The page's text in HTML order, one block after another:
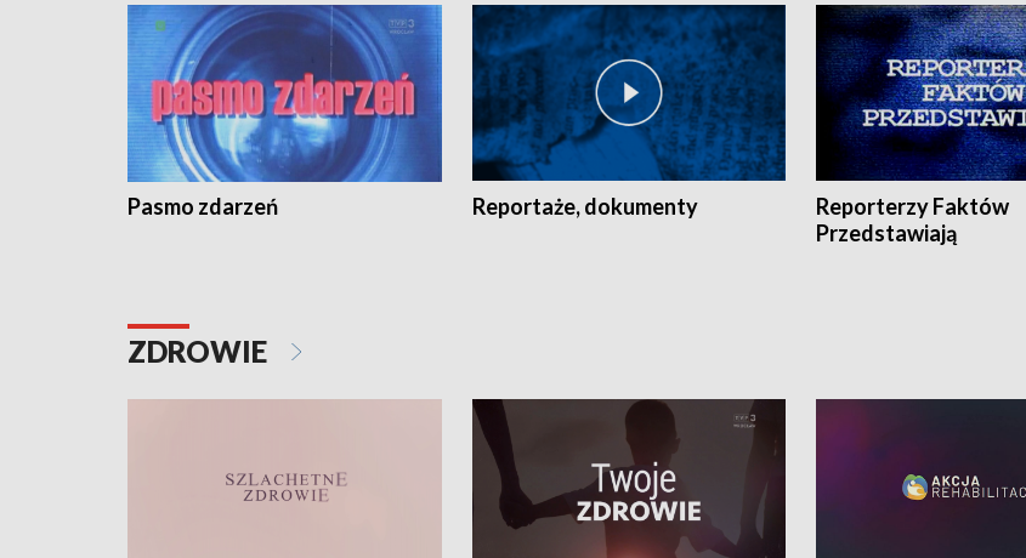
Pasmo zdarzeń Reportaże, dokumenty
Reporterzy Faktów
Przedstawiają
ZDROWIE